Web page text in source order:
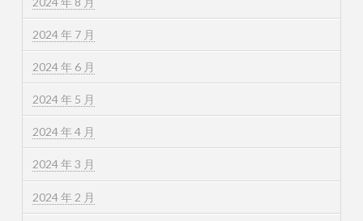
2024 年 7 月
2024 年 6 月
2024 年 5 月
2024 年 4 月
2024 年 3 月
2024 年 2 月